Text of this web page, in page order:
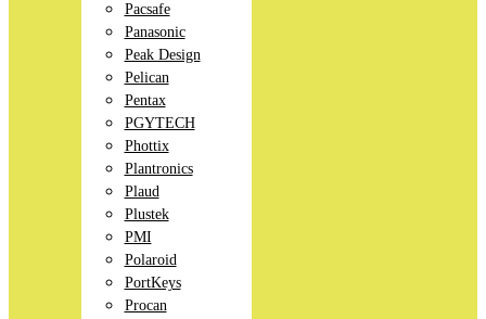
Pacsafe
Panasonic
Peak Design
Pelican
Pentax
PGYTECH
Phottix
Plantronics
Plaud
Plustek
PMI
Polaroid
PortKeys
Procan